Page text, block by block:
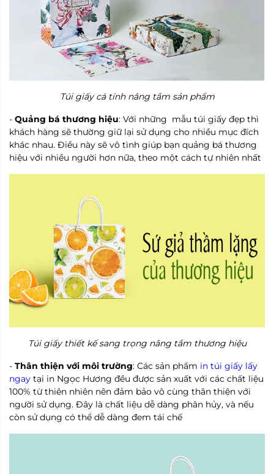
Túi giấy cá tính nâng tầm sản phẩm
- Quảng bá thương hiệu: Với những mẫu túi giấy đẹp thì
khách hàng sẽ thường giữ lại sử dụng cho nhiều mục đích
khác nhau. Điều này sẽ vô tình giúp bạn quảng bá thương
hiệu với nhiều người hơn nữa, theo một cách tự nhiên nhất
Túi giấy thiết kế sang trọng nâng tầm thương hiệu
- Thân thiện với môi trường: Các sản phẩm in túi giấy lấy
ngay tại in Ngọc Hương đều được sản xuất với các chất liệu
100% từ thiên nhiên nên đảm bảo vô cùng thân thiện với
người sử dụng. Đây là chất liệu dễ dàng phân hủy, và nếu
còn sử dụng có thể dễ dàng đem tái chế